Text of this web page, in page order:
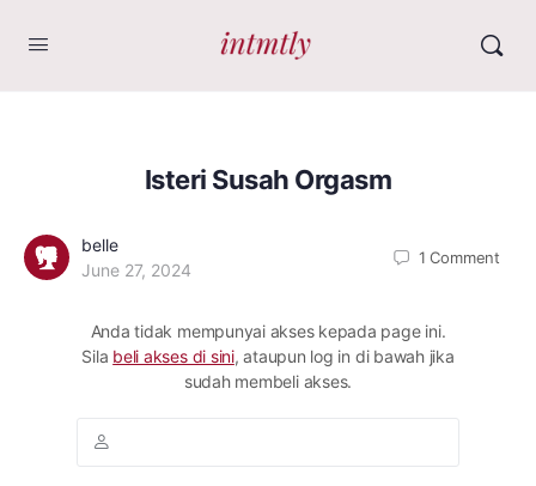
Isteri Susah Orgasm
belle
June 27, 2024
1Comment
Anda tidak mempunyai akses kepada page ini.
Sila beli akses di sini, ataupun log in di bawah jika
sudah membeli akses.